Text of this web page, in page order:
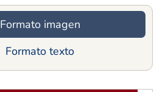
Formato imagen
Formato texto